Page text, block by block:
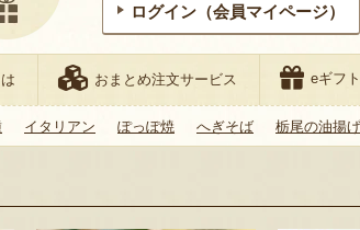
ログイン（会員マイページ）
おまとめ注文サービス eギフ
イタリアン ぽっぽ焼 へぎそば 栃尾の油揚げ